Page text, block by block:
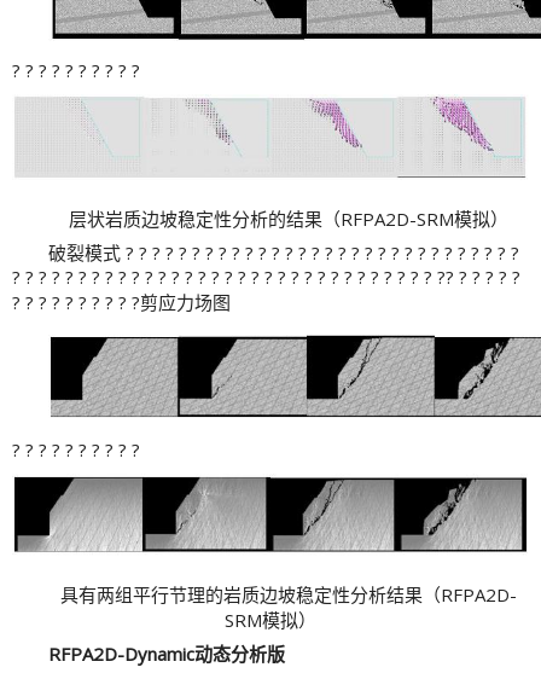
? ? ? ? ? ? ? ? ? ?
层状岩质边坡稳定性分析的结果（RFPA2D-SRM模拟）
破裂模式 ? ? ? ? ? ? ? ? ? ? ? ? ? ? ? ? ? ? ? ? ? ? ? ? ? ? ? ? ? ?
? ? ? ? ? ? ? ? ? ? ? ? ? ? ? ? ? ? ? ? ? ? ? ? ? ? ? ? ? ? ? ? ?? ? ? ? ? ?
? ? ? ? ? ? ? ? ? ?剪应力场图
? ? ? ? ? ? ? ? ? ?
具有两组平行节理的岩质边坡稳定性分析结果（RFPA2D-
SRM模拟）
RFPA2D-Dynamic动态分析版